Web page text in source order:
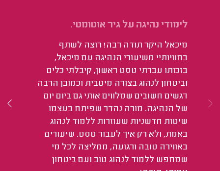
לימודי נהיגה על גיר אוטומטי.
מיכאל היקר תודה רבה! רוצה לשתף
בחוויותיי משיעורי הנהיגה עם מיכאל,
בזכותו עברתי טסט ראשון, קיבלתי כלים
וביטחון לנהוג בצורה מיטבית וכמובן הרבה
דגשים חשובים שמלווים אותי גם ביום יום
של הנהיגה. מורה נהדר שפיתח בעצמו
שיטות חדשניות שעוזרות ללמוד לנהוג
באמת, ולא רק איך לעבור טסט. שיעורים
באווירה טובה ורגועה, ממליצה לכל מי
שמחפש ללמוד לנהוג טוב ועם ביטחון